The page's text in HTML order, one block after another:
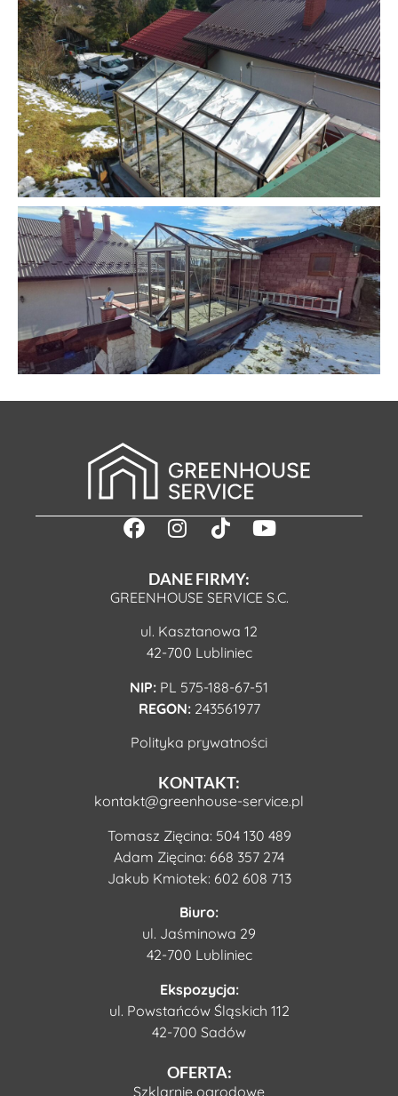
DANE FIRMY:
GREENHOUSE SERVICE S.C.
ul. Kasztanowa 12
42-700 Lubliniec
NIP: PL 575-188-67-51
REGON:243561977
Polityka prywatności
KONTAKT:
kontakt@greenhouse-service.pl
Tomasz Zięcina: 504 130 489
Adam Zięcina: 668 357 274
Jakub Kmiotek: 602 608 713
Biuro:
ul. Jaśminowa 29
42-700 Lubliniec
Ekspozycja:
ul. Powstańców Śląskich 112
42-700 Sadów
OFERTA:
Szklarnie ogrodowe